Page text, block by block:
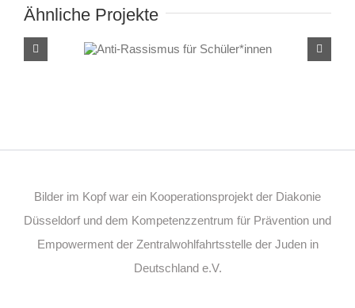
Ähnliche ProjekteAnti-Rassismus für
Schüler*innen
Bilder im Kopf war ein Kooperationsprojekt der Diakonie
Düsseldorf und dem Kompetenzzentrum für Prävention und
Empowerment der Zentralwohlfahrtsstelle der Juden in
Deutschland e.V.